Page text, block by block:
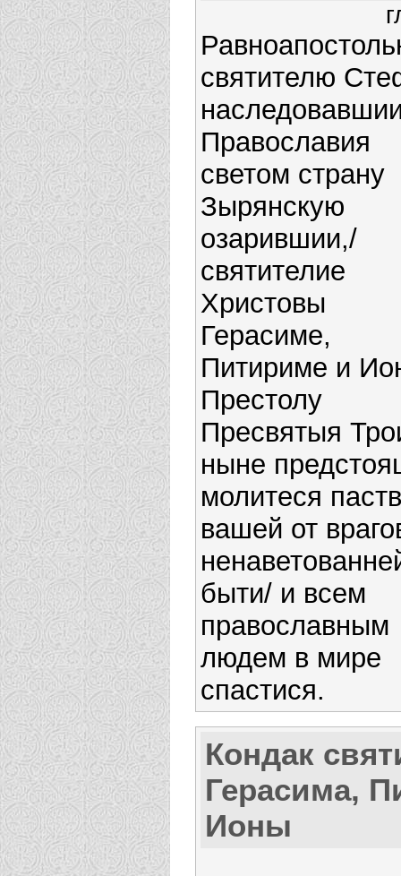
святителю
Православия
светом страну
Зырянскую
озарившии,/
святителие
Христовы
Герасиме,
Питириме и
Престолу
Пресвятыя
ныне
молитеся
вашей от
быти/ и всем
православным
людем в мире
спастися.
Кондак
Герасима,
Ионы